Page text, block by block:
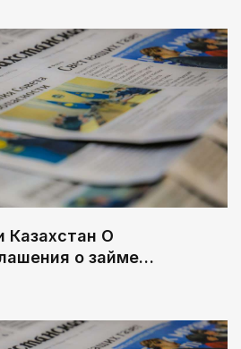
Казахстан О
о займе…